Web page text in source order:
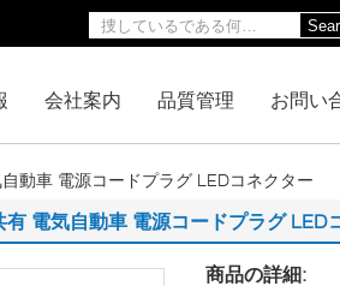
会社案内 品質管理 お問い
動車 電源コードプラグ LEDコネクター
有 電気自動車 電源コードプラグ LED
商品の詳細: